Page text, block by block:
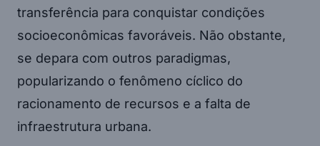
transferência para conquistar condições
socioeconômicas favoráveis. Não obstante,
se depara com outros paradigmas,
popularizando o fenômeno cíclico do
racionamento de recursos e a falta de
infraestrutura urbana.